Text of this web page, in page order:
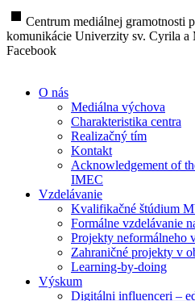
stop Centrum mediálnej gramotnosti
komunikácie Univerzity sv. Cyrila a
Facebook
O nás
Mediálna výchova
Charakteristika centra
Realizačný tím
Kontakt
Acknowledgement of
IMEC
Vzdelávanie
Kvalifikačné štúdium
Formálne vzdelávanie
Projekty neformálneho
Zahraničné projekty v
Learning-by-doing
Výskum
Digitálni influenceri –